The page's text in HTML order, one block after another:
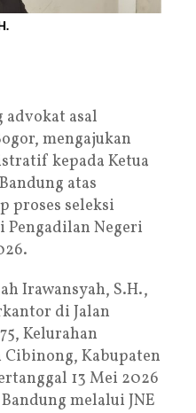
advokat asal
mengajukan
kepada Ketua
atas
proses seleksi
Negeri
Irawansyah, S.H.,
di Jalan
Kelurahan
Cibinong, Kabupaten
13 Mei 2026
melalui JNE